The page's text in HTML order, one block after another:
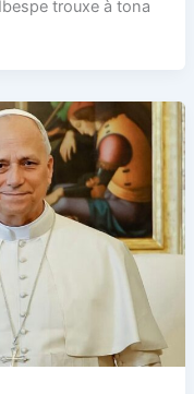
trouxe à tona